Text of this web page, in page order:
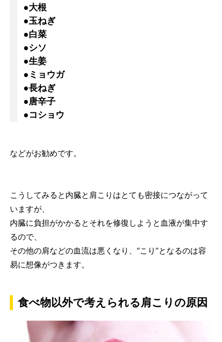
●大根
●玉ねぎ
●白菜
●シソ
●生姜
●ミョウガ
●長ねぎ
●唐辛子
●コショウ
などがお勧めです。
こうしてみると内臓と肩こりはとても密接につながって
いますが、
内臓に負担がかかるとそれを修復しようと血液が集中す
るので、
その他の肩などの血流は悪くなり、“こり”となるのは容
易に想像がつきます。
食べ物以外で考えられる肩こりの原因